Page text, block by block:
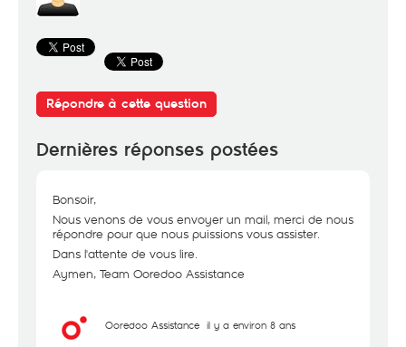
Répondre à cette question
Dernières réponses postées
Bonsoir,
Nous venons de vous envoyer un mail, merci de nous
répondre pour que nous puissions vous assister.
Dans l'attente de vous lire.
Aymen, Team Ooredoo Assistance
Ooredoo Assistance il y a environ 8 ans